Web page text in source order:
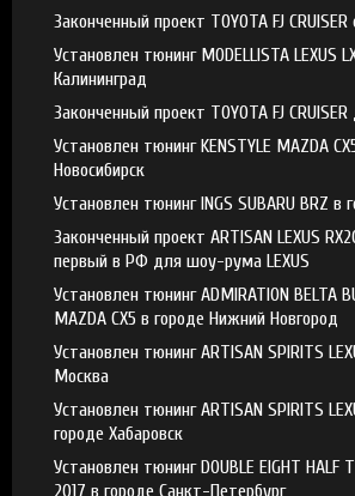
Законченный проект TOYOTA FJ
Установлен тюнинг MODELLISTA LEXUS
Калининград
Законченный проект TOYOTA FJ
Установлен тюнинг KENSTYLE MAZDA
Новосибирск
Установлен тюнинг INGS SUBARU BRZ в
Законченный проект ARTISAN LEXUS
первый в РФ для шоу-рума LEXUS
Установлен тюнинг ADMIRATION BELTA
MAZDA CX5 в городе Нижний Новгород
Установлен тюнинг ARTISAN SPIRITS
Москва
Установлен тюнинг ARTISAN SPIRITS
городе Хабаровск
Установлен тюнинг DOUBLE EIGHT HALF
2017 в городе Санкт-Петербург